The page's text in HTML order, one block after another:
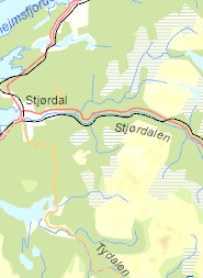
–
i
rørosveien
ikke ønsker